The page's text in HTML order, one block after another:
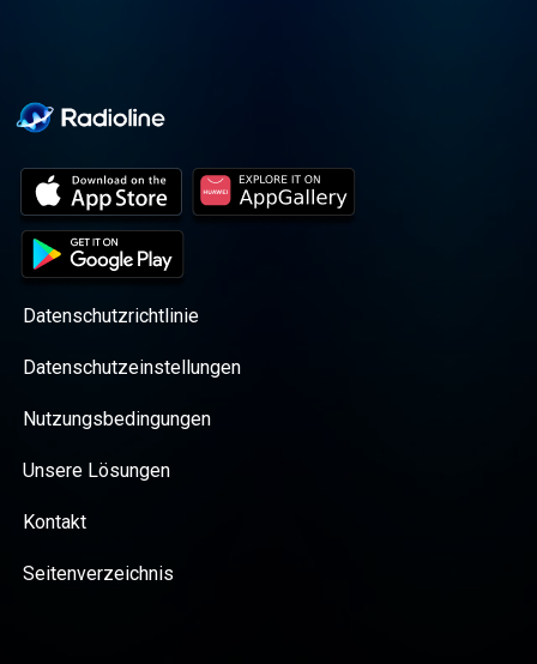
Datenschutzrichtlinie
Datenschutzeinstellungen
Nutzungsbedingungen
Unsere Lösungen
Kontakt
Seitenverzeichnis